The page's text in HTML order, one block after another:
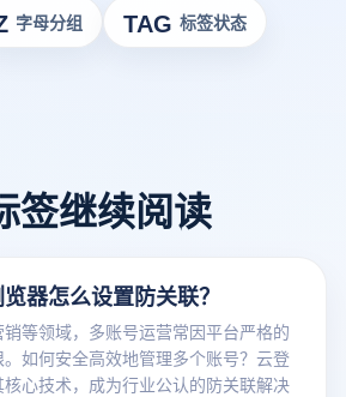
字母分组 TAG 标签状态
签继续阅读
器怎么设置防关联？
等领域，多账号运营常因平台严格的
如何安全高效地管理多个账号？云登
心技术，成为行业公认的防关联解决